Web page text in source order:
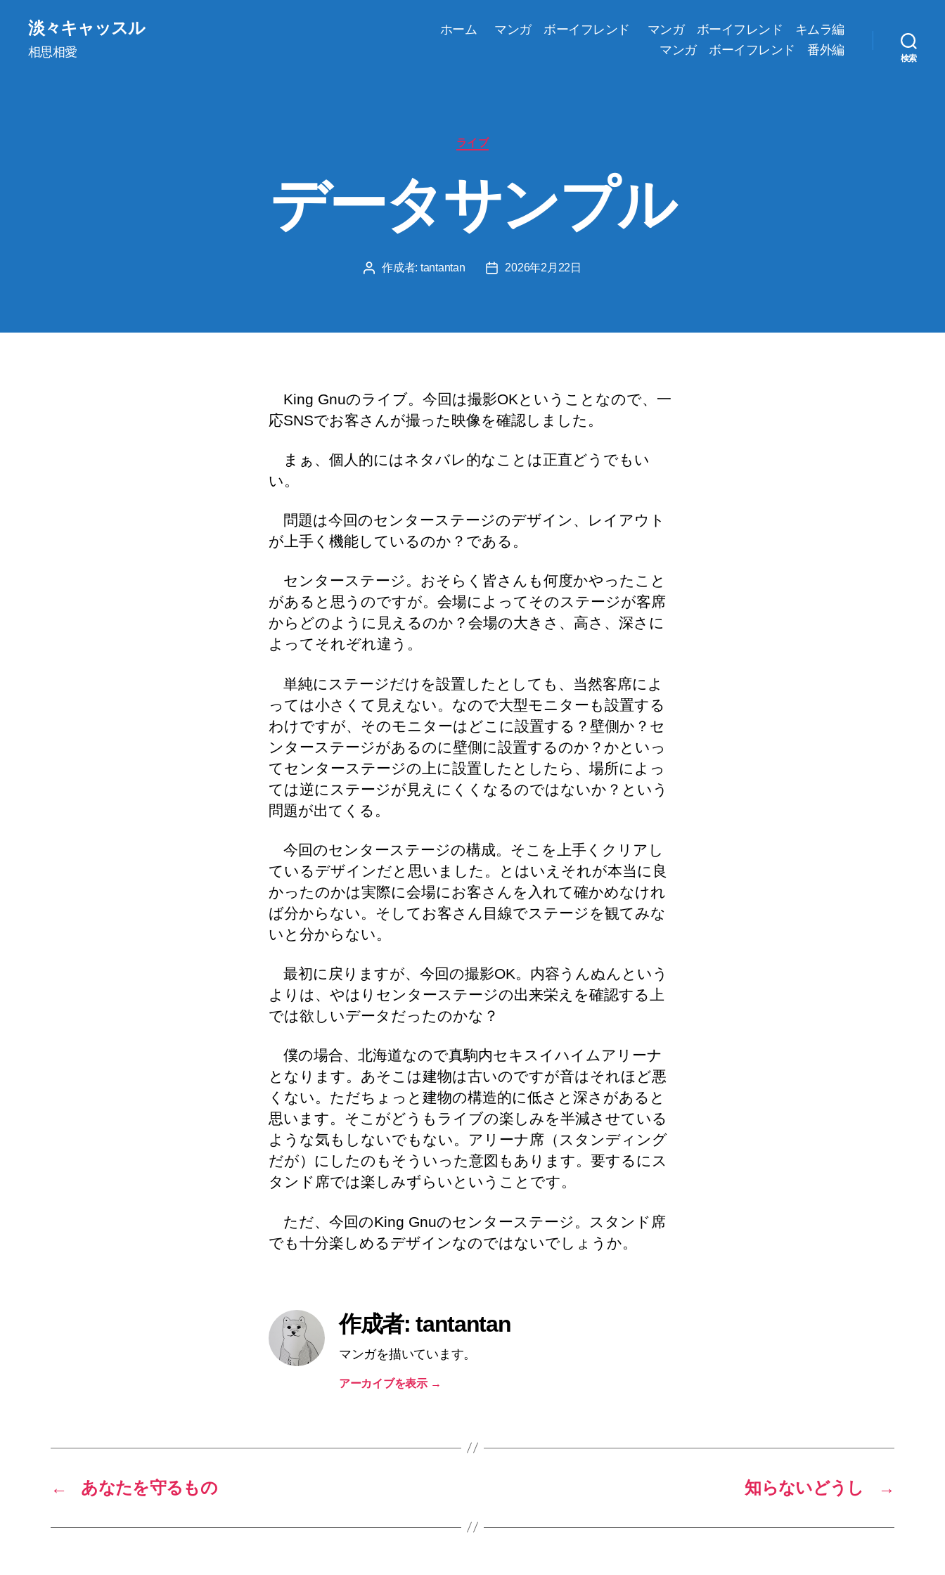
淡々キャッスル
相思相愛
ホーム マンガ ボーイフレンド
マンガ ボーイフレンド キムラ編
マンガ ボーイフレンド 番外編
検索
カ
テ
リ
ー
ライブ
データサンプル
投
作成者: tantantan
投
2026年2月22日
King Gnuのライブ。今回は撮影OKということなので、一
応SNSでお客さんが撮った映像を確認しました。
まぁ、個人的にはネタバレ的なことは正直どうでもい
い。
問題は今回のセンターステージのデザイン、レイアウト
が上手く機能しているのか？である。
センターステージ。おそらく皆さんも何度かやったこと
があると思うのですが。会場によってそのステージが客席
からどのように見えるのか？会場の大きさ、高さ、深さに
よってそれぞれ違う。
単純にステージだけを設置したとしても、当然客席によ
っては小さくて見えない。なので大型モニターも設置する
わけですが、そのモニターはどこに設置する？壁側か？セ
ンターステージがあるのに壁側に設置するのか？かといっ
てセンターステージの上に設置したとしたら、場所によっ
ては逆にステージが見えにくくなるのではないか？という
問題が出てくる。
今回のセンターステージの構成。そこを上手くクリアし
ているデザインだと思いました。とはいえそれが本当に良
かったのかは実際に会場にお客さんを入れて確かめなけれ
ば分からない。そしてお客さん目線でステージを観てみな
いと分からない。
最初に戻りますが、今回の撮影OK。内容うんぬんという
よりは、やはりセンターステージの出来栄えを確認する上
では欲しいデータだったのかな？
僕の場合、北海道なので真駒内セキスイハイムアリーナ
となります。あそこは建物は古いのですが音はそれほど悪
くない。ただちょっと建物の構造的に低さと深さがあると
思います。そこがどうもライブの楽しみを半減させている
ような気もしないでもない。アリーナ席（スタンディング
だが）にしたのもそういった意図もあります。要するにス
タンド席では楽しみずらいということです。
ただ、今回のKing Gnuのセンターステージ。スタンド席
でも十分楽しめるデザインなのではないでしょうか。
作成者: tantantan
マンガを描いています。
アーカイブを表示 →
← あなたを守るもの →
知らないどうし